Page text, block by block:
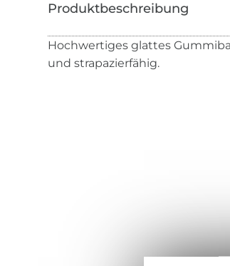
Hochwertiges glattes
und strapazierfähig.